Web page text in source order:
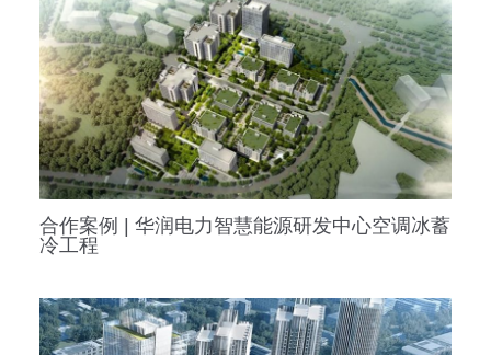
合作案例 | 华润电力智慧能源研发中心空调冰蓄
冷工程